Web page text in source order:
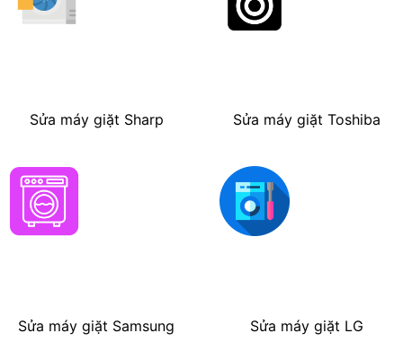
Sửa máy giặt Sharp Sửa máy giặt Toshiba
Sửa máy giặt Samsung Sửa máy giặt LG